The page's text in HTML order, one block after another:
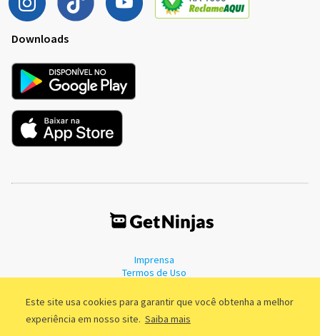
Este site usa cookies para garantir que você obtenha a melhor
experiência em nosso site. Saiba mais
Downloads
Imprensa
Termos de Uso